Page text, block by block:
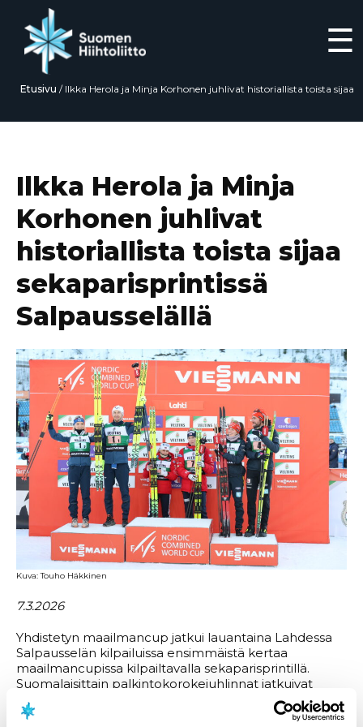
☰
Etusivu / Ilkka Herola ja Minja Korhonen juhlivat historiallista toista sijaa
Ilkka Herola ja Minja
Korhonen juhlivat
historiallista toista sijaa
sekaparisprintissä
Salpausselällä
Kuva: Touho Häkkinen
7.3.2026
Yhdistetyn maailmancup jatkui lauantaina Lahdessa
Salpausselän kilpailuissa ensimmäistä kertaa
maailmancupissa kilpailtavalla sekaparisprintillä.
Suomalaisittain palkintokorokejuhlinnat jatkuivat
Salpausselällä, kun
Minja Korhonen
sijoittuivat kilpailussa hienosti toiseksi. Parivaljakko jäi